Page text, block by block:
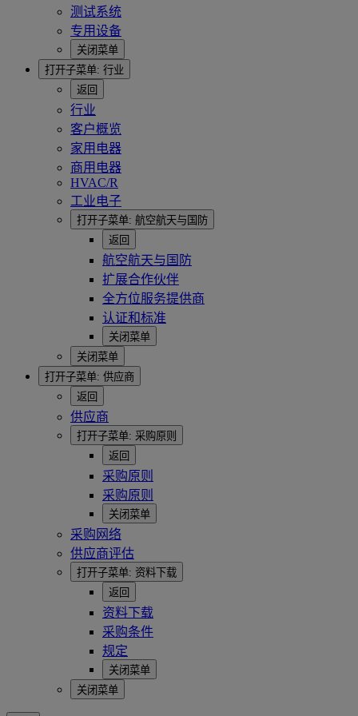
测试系统
专用设备
关闭菜单
打开子菜单: 行业
返回
行业
客户概览
家用电器
商用电器
HVAC/R
工业电子
打开子菜单: 航空航天与国防
返回
航空航天与国防
扩展合作伙伴
全方位服务提供商
认证和标准
关闭菜单
关闭菜单
打开子菜单: 供应商
返回
供应商
打开子菜单: 采购原则
返回
采购原则
采购原则
关闭菜单
采购网络
供应商评估
打开子菜单: 资料下载
返回
资料下载
采购条件
规定
关闭菜单
关闭菜单